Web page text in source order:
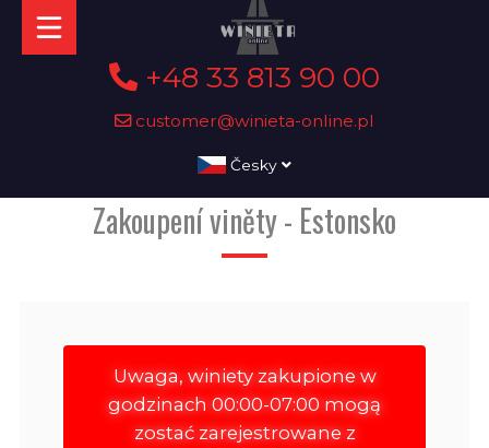
+48 33 813 90 00
customer@winieta-online.pl
Česky
Zakoupení viněty - Estonsko
Uwaga, winiety zakupione w
godzinach 00:00-07:00 mogą
zostać zarejestrowane z